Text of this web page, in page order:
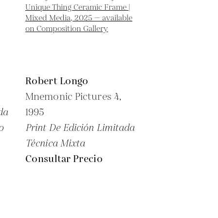
Robert Longo
Mnemonic Pictures 4,
1995
Print De Edición Limitada
Técnica Mixta
Consultar Precio